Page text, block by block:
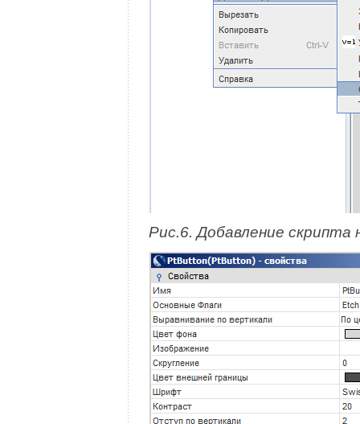
Рис.6. Добавление скрипта